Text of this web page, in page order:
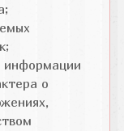
информации
о